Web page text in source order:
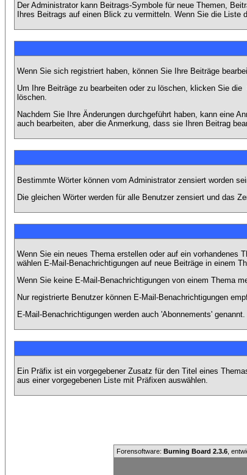
Der Administrator kann Beitrags-Symbole für neue Themen,
Ihres Beitrags auf einen Blick zu vermitteln. Wenn Sie die
Wenn Sie sich registriert haben, können Sie Ihre Beiträge
Um Ihre Beiträge zu bearbeiten oder zu löschen, klicken Sie die
löschen.
Nachdem Sie Ihre Änderungen durchgeführt haben, kann eine
auch bearbeiten, aber die Anmerkung, dass sie Ihren Beitrag
Bestimmte Wörter können vom Administrator zensiert worden
Die gleichen Wörter werden für alle Benutzer zensiert und das
Wenn Sie ein neues Thema erstellen oder auf ein vorhandenes
wählen E-Mail-Benachrichtigungen auf neue Beiträge in einem
Wenn Sie keine E-Mail-Benachrichtigungen von einem Thema
Nur registrierte Benutzer können E-Mail-Benachrichtigungen
E-Mail-Benachrichtigungen werden auch 'Abonnements' genannt.
Ein Präfix ist ein vorgegebener Zusatz für den Titel eines
aus einer vorgegebenen Liste mit Präfixen auswählen.
Forensoftware: Burning Board 2.3.6 ,